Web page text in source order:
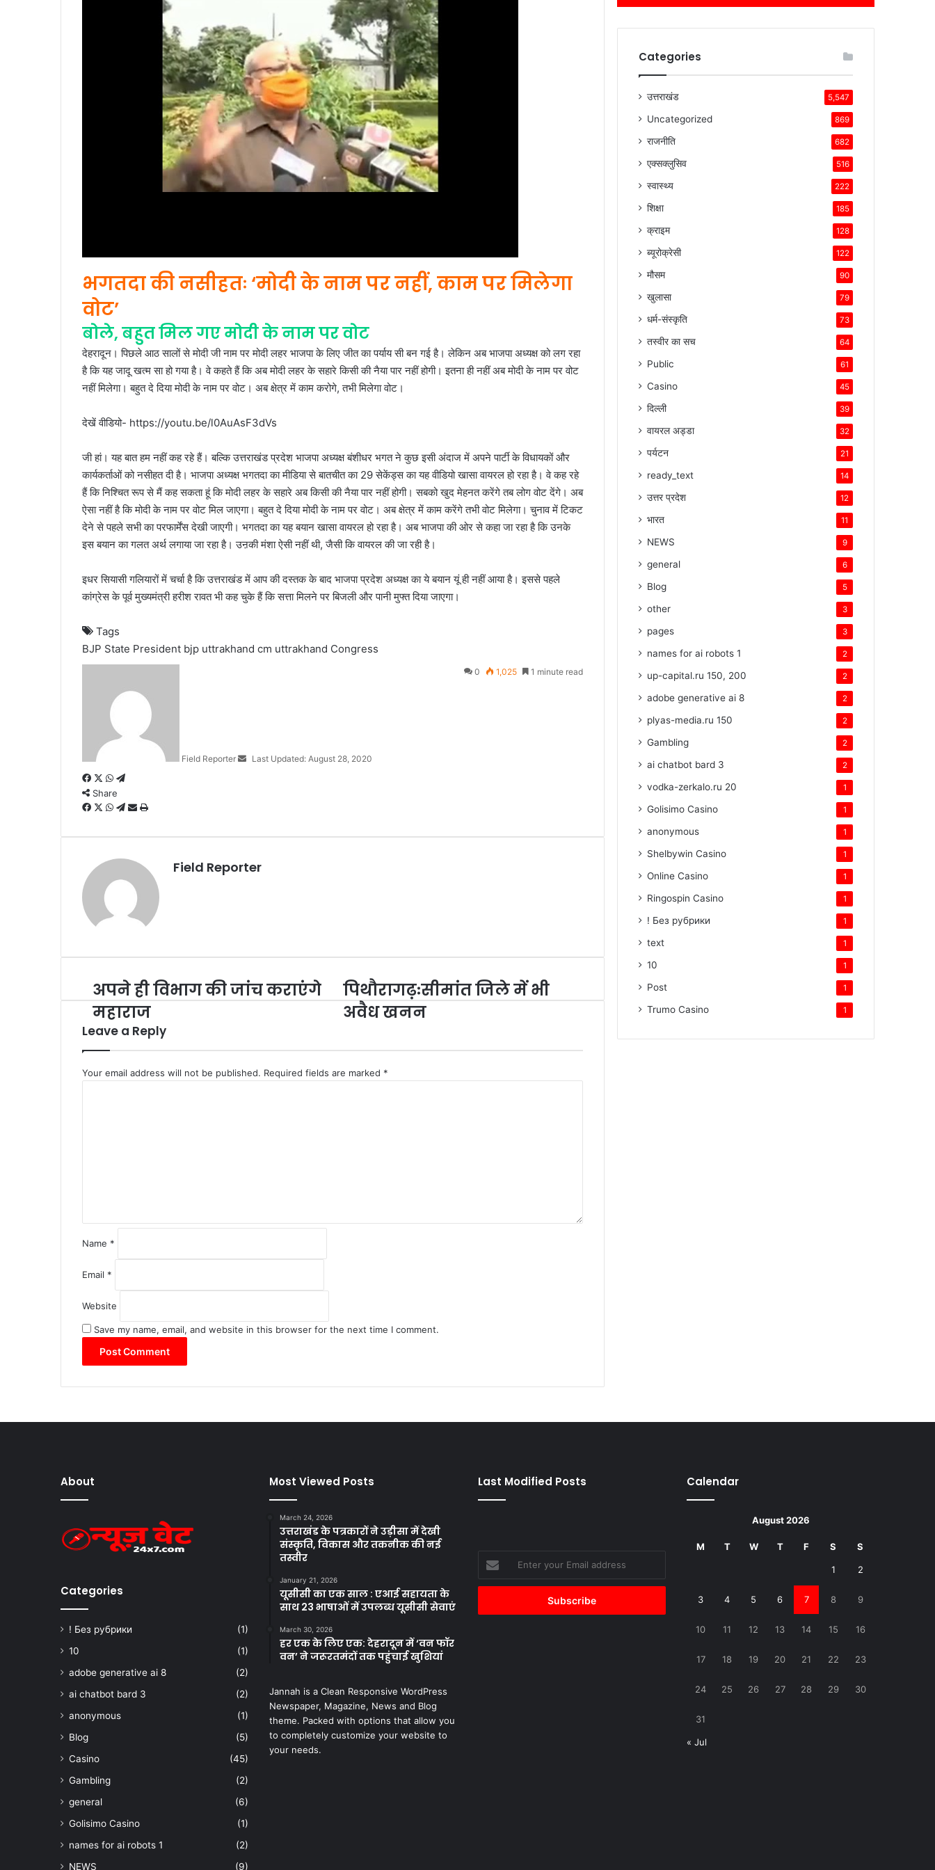
भगतदा की नसीहतः ‘मोदी के नाम पर नहीं, काम पर मिलेगा
वोट’
बोले, बहुत मिल गए मोदी के नाम पर वोट
देहरादून। पिछले आठ सालों से मोदी जी नाम पर मोदी लहर भाजपा के लिए जीत का पर्याय सी बन गई है। लेकिन अब भाजपा अध्यक्ष को लग रहा
है कि यह जादू खत्म सा हो गया है। वे कहते हैं कि अब मोदी लहर के सहारे किसी की नैया पार नहीं होगी। इतना ही नहीं अब मोदी के नाम पर वोट
नहीं मिलेगा। बहुत दे दिया मोदी के नाम पर वोट। अब क्षेत्र में काम करोगे, तभी मिलेगा वोट।
देखें वीडियो- https://youtu.be/l0AuAsF3dVs
जी हां। यह बात हम नहीं कह रहे हैं। बल्कि उत्तराखंड प्रदेश भाजपा अध्यक्ष बंशीधर भगत ने कुछ इसी अंदाज में अपने पार्टी के विधायकों और
कार्यकर्ताओं को नसीहत दी है। भाजपा अध्यक्ष भगतदा का मीडिया से बातचीत का 29 सेकेंड्स का यह वीडियो खासा वायरल हो रहा है। वे कह रहे
हैं कि निश्चित रूप से मैं कह सकता हूं कि मोदी लहर के सहारे अब किसी की नैया पार नहीं होगी। सबको खुद मेहनत करेंगे तब लोग वोट देंगे। अब
ऐसा नहीं है कि मोदी के नाम पर वोट मिल जाएगा। बहुत दे दिया मोदी के नाम पर वोट। अब क्षेत्र में काम करेंगे तभी वोट मिलेगा। चुनाव में टिकट
देने से पहले सभी का परफार्मेंस देखी जाएगी। भगतदा का यह बयान खासा वायरल हो रहा है। अब भाजपा की ओर से कहा जा रहा है कि उनके
इस बयान का गलत अर्थ लगाया जा रहा है। उऩकी मंशा ऐसी नहीं थी, जैसी कि वायरल की जा रही है।
इधर सियासी गलियारों में चर्चा है कि उत्तराखंड में आप की दस्तक के बाद भाजपा प्रदेश अध्यक्ष का ये बयान यूं ही नहीं आया है। इससे पहले
कांग्रेस के पूर्व मुख्यमंत्री हरीश रावत भी कह चुके हैं कि सत्ता मिलने पर बिजली और पानी मुफ्त दिया जाएगा।
Tags
BJP State President bjp uttrakhand cm uttrakhand Congress
Field Reporter Last Updated: August 28, 2020
0 1,025 1 minute read
Facebook
X WhatsApp
Telegram
Share
Facebook
X WhatsApp
Telegram
Share
Email
Print
Field Reporter
अपने
ही
विभाग
की
महाराज
अपने ही विभाग की जांच कराएंगे
महाराज
पिथौरागढ़ःसीमांत
जिले
में
पिथौरागढ़ःसीमांत जिले में भी
अवैध खनन
Leave a Reply
Your email address will not be published. Required fields are marked *
Name *
Email *
Website
Save my name, email, and website in this browser for the next time I comment.
Categories
उत्तराखंड 5,547
Uncategorized 869
राजनीति 682
एक्सक्लुसिव 516
स्वास्थ्य 222
शिक्षा 185
क्राइम 128
ब्यूरोक्रेसी 122
मौसम 90
खुलासा 79
धर्म-संस्कृति 73
तस्वीर का सच 64
Public 61
Casino 45
दिल्ली 39
वायरल अड्डा 32
पर्यटन 21
ready_text 14
उत्तर प्रदेश 12
भारत 11
NEWS 9
general 6
Blog 5
other 3
pages 3
names for ai robots 1 2
up-capital.ru 150, 200 2
adobe generative ai 8 2
plyas-media.ru 150 2
Gambling 2
ai chatbot bard 3 2
vodka-zerkalo.ru 20 1
Golisimo Casino 1
anonymous 1
Shelbywin Casino 1
Online Casino 1
Ringospin Casino 1
! Без рубрики 1
text 1
10 1
Post 1
Trumo Casino 1
About
Categories
! Без рубрики
(1)
10
(1)
adobe generative ai 8
(2)
ai chatbot bard 3
(2)
anonymous
(1)
Blog
(5)
Casino
(45)
Gambling
(2)
general
(6)
Golisimo Casino
(1)
names for ai robots 1
(2)
NEWS
(9)
Most Viewed Posts
March 24, 2026
उत्तराखंड के पत्रकारों ने उड़ीसा में देखी
संस्कृति, विकास और तकनीक की नई
तस्वीर
January 21, 2026
यूसीसी का एक साल : एआई सहायता के
साथ 23 भाषाओं में उपलब्ध यूसीसी सेवाएं
March 30, 2026
हर एक के लिए एक: देहरादून में ‘वन फॉर
वन’ ने जरूरतमंदों तक पहुंचाई खुशियां
Jannah is a Clean Responsive WordPress
Newspaper, Magazine, News and Blog
theme. Packed with options that allow you
to completely customize your website to
your needs.
Last Modified Posts
your
Email
Calendar
August 2026
M T W T F S S
1 2
3 4 5 6 7 8 9
10 11 12 13 14 15 16
17 18 19 20 21 22 23
24 25 26 27 28 29 30
31
« Jul